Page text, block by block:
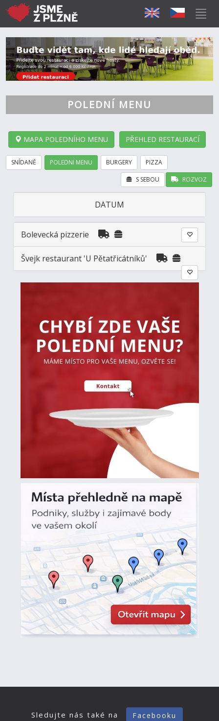
POLEDNÍ MENU
MAPA POLEDNÍHO MENU PŘEHLED RESTAURACÍ
SNÍDANĚ POLEDNÍ MENU BURGERY PIZZA
ROZVOZ
S SEBOU
DATUM
Bolevecká pizzerie
Švejk restaurant 'U Pětatřicátníků'
Sledujte nás také na Facebooku